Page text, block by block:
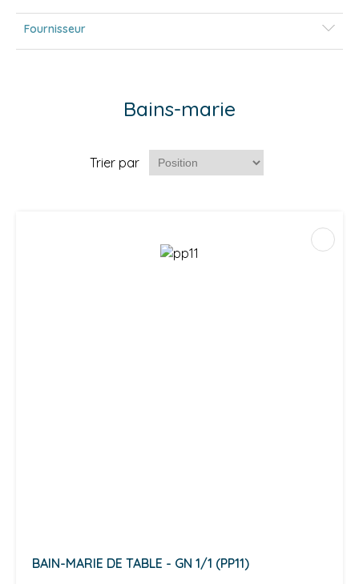
Fournisseur
Bains-marie
Trier par
BAIN-MARIE DE TABLE - GN 1/1 (PP11)